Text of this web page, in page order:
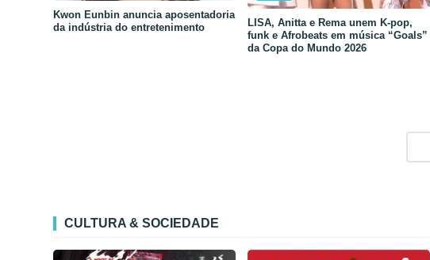
Kwon Eunbin anuncia aposentadoria
da indústria do entretenimento
LISA, Anitta e Rema unem K-pop,
funk e Afrobeats em música “Goals”
da Copa do Mundo 2026
CULTURA & SOCIEDADE